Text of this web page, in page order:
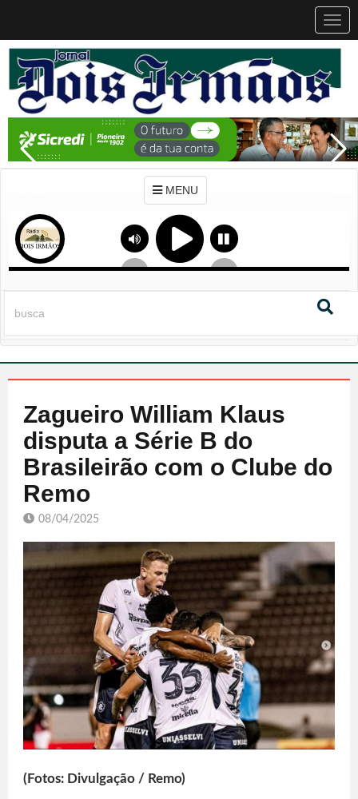
MENU
Zagueiro William Klaus
disputa a Série B do
Brasileirão com o Clube do
Remo
08/04/2025
(Fotos: Divulgação / Remo)